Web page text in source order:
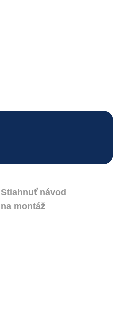
Stiahnuť návod
na montáž